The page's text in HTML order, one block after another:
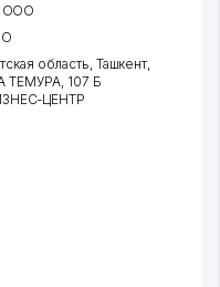
ООО
область Ташкент
ТЕМУРА , 107 Б
ЦЕНТР